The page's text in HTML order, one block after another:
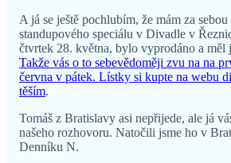
A já se ještě pochlubím, že mám za
standupového speciálu v Divadle v
čtvrtek 28. května, bylo vyprodáno a měl
Takže vás o to sebevědoměji zvu na na
června v pátek. Lístky si kupte na webu
těším.
Tomáš z Bratislavy asi nepřijede, ale já
našeho rozhovoru. Natočili jsme ho v
Denníku N.